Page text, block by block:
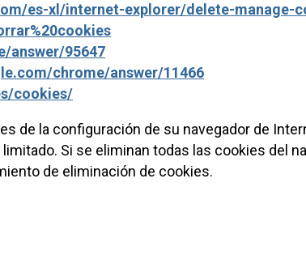
es-xl/internet-explorer/delete-manage-
answer/95647
chrome/answer/11466
cookies/
de la configuración de su navegador de
Si se eliminan todas las cookies del
de eliminación de cookies.